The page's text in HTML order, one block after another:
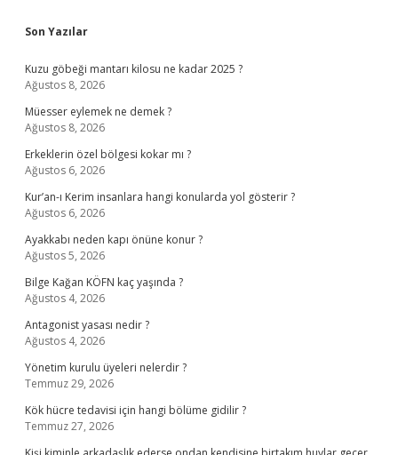
Sidebar
Son Yazılar
Kuzu göbeği mantarı kilosu ne kadar 2025 ?
Ağustos 8, 2026
Müesser eylemek ne demek ?
Ağustos 8, 2026
Erkeklerin özel bölgesi kokar mı ?
Ağustos 6, 2026
Kur’an-ı Kerim insanlara hangi konularda yol gösterir ?
Ağustos 6, 2026
Ayakkabı neden kapı önüne konur ?
Ağustos 5, 2026
Bilge Kağan KÖFN kaç yaşında ?
Ağustos 4, 2026
Antagonist yasası nedir ?
Ağustos 4, 2026
Yönetim kurulu üyeleri nelerdir ?
Temmuz 29, 2026
Kök hücre tedavisi için hangi bölüme gidilir ?
Temmuz 27, 2026